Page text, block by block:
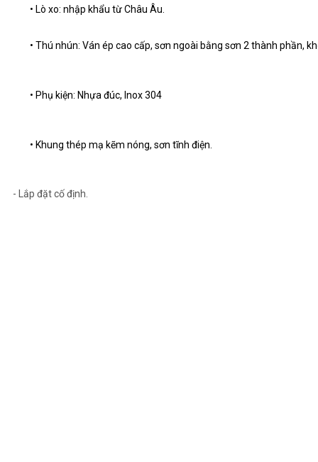
• Lò xo: nhập khẩu từ Châu Âu.
• Thú nhún: Ván ép cao cấp, sơn ngoài bằng sơn 2 thành phần,
• Phụ kiện: Nhựa đúc, Inox 304
• Khung thép mạ kẽm nóng, sơn tĩnh điện.
- Lắp đặt cố định.